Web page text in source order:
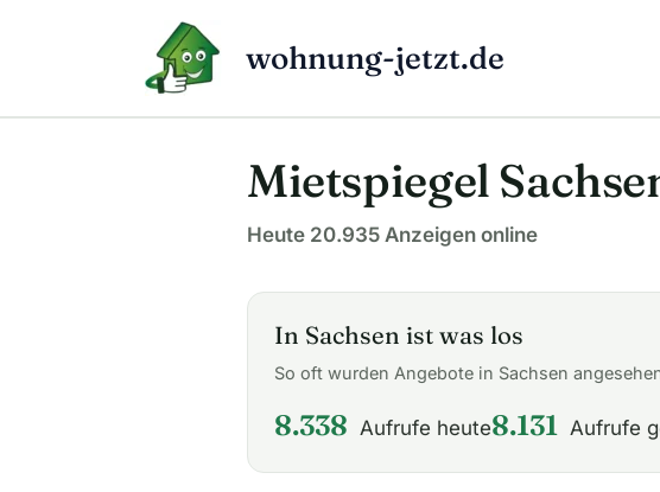
wohnung-jetzt.de
Mietspiegel
Heute 20.935 Anzeigen online
In Sachsen ist was los
So oft wurden Angebote in Sachsen
8.338 Aufrufe heute8.131 Aufrufe